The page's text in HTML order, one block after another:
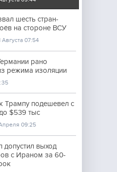
шесть стран-
на стороне ВСУ
Августа 07:54
рано
режима изоляции
к Трампу подешевел с
$539 тыс
09:25
допустил выход
с Ираном за 60-